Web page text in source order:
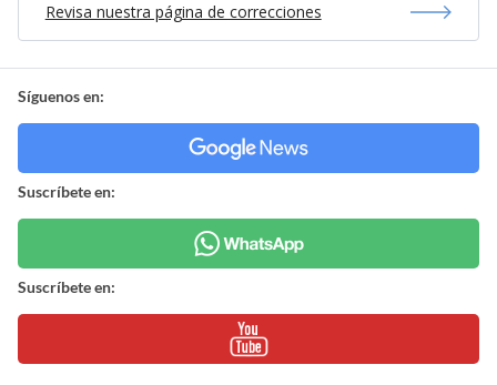
Revisa nuestra página de correcciones
Síguenos en:
Suscríbete en:
Suscríbete en: